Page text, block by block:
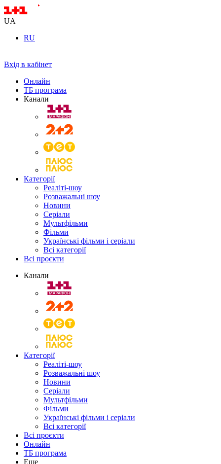
UA
RU
Вхід в кабінет
Онлайн
ТБ програма
Канали
Категорії
Реаліті-шоу
Розважальні шоу
Новини
Серіали
Мультфільми
Фільми
Українські фільми і серіали
Всі категорії
Всі проєкти
Канали
Категорії
Реаліті-шоу
Розважальні шоу
Новини
Серіали
Мультфільми
Фільми
Українські фільми і серіали
Всі категорії
Всі проєкти
Онлайн
ТБ програма
Еще